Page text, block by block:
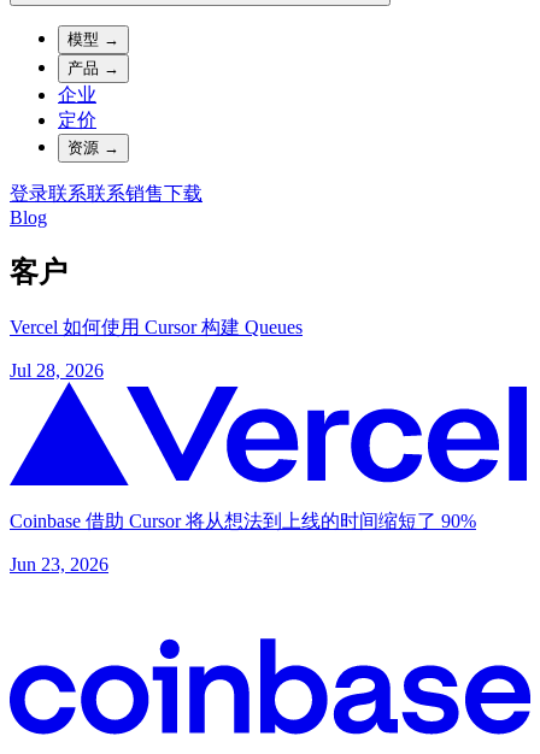
模型 →
产品 →
企业
定价
资源 →
登录联系联系销售下载
Blog
客户
Vercel 如何使用 Cursor 构建 Queues
Jul 28, 2026
Coinbase 借助 Cursor 将从想法到上线的时间缩短了 90%
Jun 23, 2026